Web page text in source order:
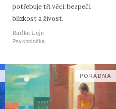
potřebuje tři věci: bezpečí,
blízkost a živost.
Radka Loja
Psycholožka
PORADNA